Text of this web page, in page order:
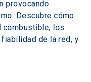
provocando
Descubre cómo
combustible, los
de la red, y